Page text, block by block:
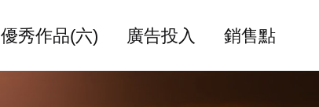
優秀作品(六) 廣告投入 銷售點